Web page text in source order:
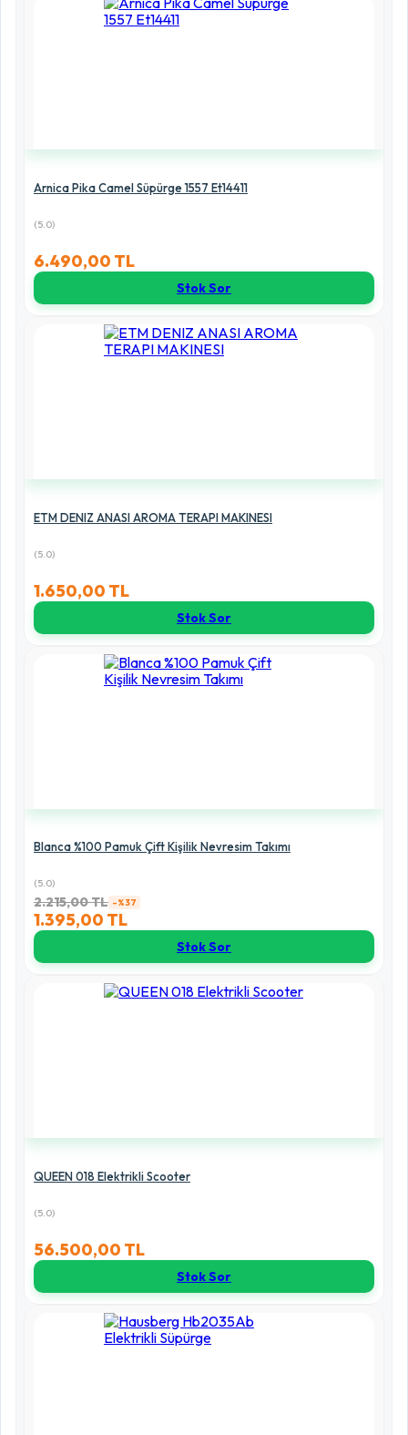
Arnica Pika Camel Süpürge 1557 Et14411
(5.0)
6.490,00 TL
Stok Sor
ETM DENIZ ANASI AROMA TERAPI MAKINESI
(5.0)
1.650,00 TL
Stok Sor
Blanca %100 Pamuk Çift Kişilik Nevresim Takımı
(5.0)
2.215,00 TL -%37
1.395,00 TL
Stok Sor
QUEEN 018 Elektrikli Scooter
(5.0)
56.500,00 TL
Stok Sor